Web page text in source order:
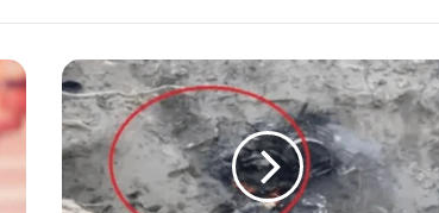
अंबाला
में
बड़ा
हादसा
टला,
वायुसेना